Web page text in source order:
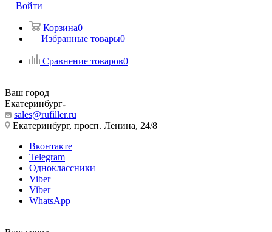
Войти
Корзина0
Избранные товары0
Сравнение товаров0
Ваш город
Екатеринбург
sales@rufiller.ru
Екатеринбург, просп. Ленина, 24/8
Вконтакте
Telegram
Одноклассники
Viber
Viber
WhatsApp